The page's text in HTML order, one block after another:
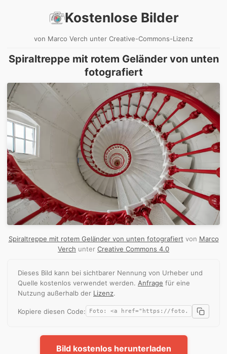
Kostenlose Bilder
von Marco Verch unter Creative-Commons-Lizenz
Spiraltreppe mit rotem Geländer von unten
fotografiert
Spiraltreppe mit rotem Geländer von unten fotografiert von Marco
Verch unter Creative Commons 4.0
Dieses Bild kann bei sichtbarer Nennung von Urheber und
Quelle kostenlos verwendet werden. Anfrage für eine
Nutzung außerhalb der Lizenz.
Kopiere diesen Code:
Bild kostenlos herunterladen